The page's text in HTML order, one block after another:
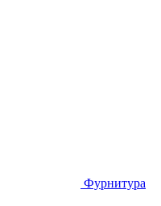
Фурнитура